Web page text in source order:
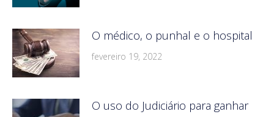
O médico, o punhal e o hospital
fevereiro 19, 2022
O uso do Judiciário para ganhar